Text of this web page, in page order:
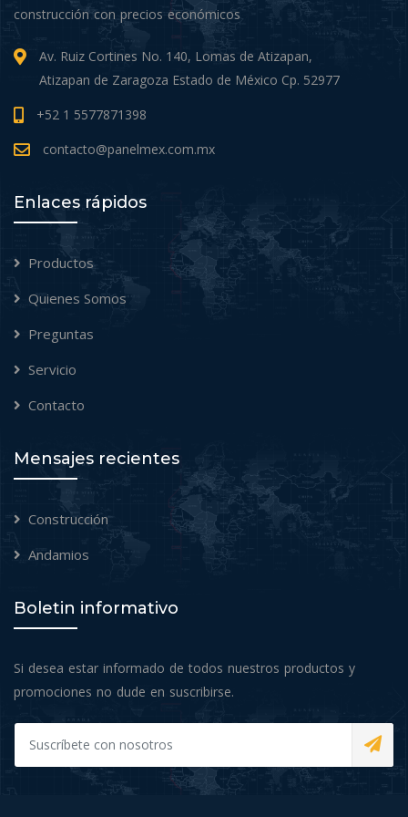
construcción con precios económicos
Av. Ruiz Cortines No. 140, Lomas de Atizapan,
Atizapan de Zaragoza Estado de México Cp. 52977
+52 1 5577871398
contacto@panelmex.com.mx
Enlaces rápidos
Productos
Quienes Somos
Preguntas
Servicio
Contacto
Mensajes recientes
Construcción
Andamios
Boletin informativo
Si desea estar informado de todos nuestros productos y
promociones no dude en suscribirse.